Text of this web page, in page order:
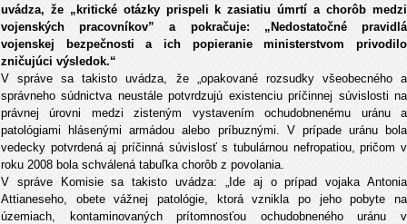
uvádza, že „kritické otázky prispeli k zasiatiu úmrtí a chorôb medzi
vojenských pracovníkov” a pokračuje: „Nedostatočné pravidlá
vojenskej bezpečnosti a ich popieranie ministerstvom privodilo
zničujúci výsledok.“
V správe sa takisto uvádza, že „opakované rozsudky všeobecného a
správneho súdnictva neustále potvrdzujú existenciu príčinnej súvislosti na
právnej úrovni medzi zisteným vystavením ochudobnenému uránu a
patológiami hlásenými armádou alebo príbuznými. V prípade uránu bola
vedecky potvrdená aj príčinná súvislosť s tubulárnou nefropatiou, pričom v
roku 2008 bola schválená tabuľka chorôb z povolania.
V správe Komisie sa takisto uvádza: „Ide aj o prípad vojaka Antonia
Attianeseho, obete vážnej patológie, ktorá vznikla po jeho pobyte na
územiach, kontaminovaných prítomnosťou ochudobneného uránu v